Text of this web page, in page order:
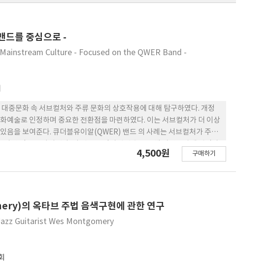
드를 중심으로 -
Culture - Focused on the QWER Band -
중문화 속 서브컬처와 주류 문화의 상호작용에 대해 탐구하였다. 개정
예술로 인정하며 중요한 전환점을 마련하였다. 이는 서브컬처가 더 이상
음을 보여준다. 큐더블유이알(QWER) 밴드 의 사례는 서브컬처가 주류
창성을 유지하며 대중적 인정을 받았다. 본 연구는 서브컬 처의 주류화
화의 새로운 지평을 여는 데 기여할 수 있음을 시사하며, 디지털 환경에
4,500원 구매하기
의 옥타브 주법 음색구현에 관한 연구
Guitarist Wes Montgomery